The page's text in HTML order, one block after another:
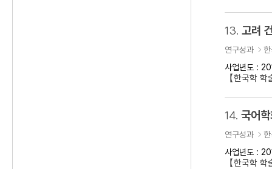
13. 고려
연구성과
사업년도 :
【한국학
14. 국어
연구성과
사업년도 :
【한국학